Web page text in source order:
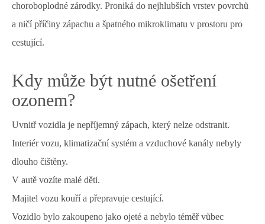
choroboplodné zárodky. Proniká do nejhlubších vrstev povrchů
a ničí příčiny zápachu a špatného mikroklimatu v prostoru pro
cestující.
Kdy může být nutné ošetření
ozonem?
Uvnitř vozidla je nepříjemný zápach, který nelze odstranit.
Interiér vozu, klimatizační systém a vzduchové kanály nebyly
dlouho čištěny.
V autě vozíte malé děti.
Majitel vozu kouří a přepravuje cestující.
Vozidlo bylo zakoupeno jako ojeté a nebylo téměř vůbec